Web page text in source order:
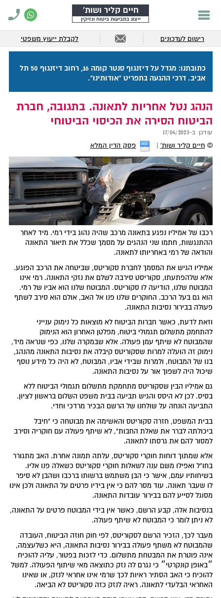
חיים קליר ושות'
ייצוג בתביעות ביטוח ונזיקין
רישום לעדכונים לקבלת ייעוץ משפטי
כתובתנו: מגדל על דיזנגוף סנטר קומה 16, רחוב דיזנגוף 50 תל
אביב. דרכי ההגעה בתפריט "אודותינו".
הנהג נטל אחריות לתאונה. בתגובה, חברת
הביטוח הסירה את הכיסוי הביטוחי
עודכן ב-17/04/2023
© חיים קליר ושות' פסק הדין המלא
רכבו של אמיליו נפגע בתאונה מרכב שהיה נהוג בידי רמי. מיד לאחר
ההתנגשות, חתמו שני הנהגים על מסמך שכלל את תיאור התאונה
והודאה של רמי באחריותו לתאונה.
אמיליו הגיש את המסמך לחברת סקוריטס, שביטחה את הרכב הפוגע.
אלא שלהפתעתו, סקוריסט סירבה לשלם את נזקי התאונה. רמי אינו
המבוטח שלנו, הודיעה לו סקוריטס. המבוטח שלנו הוא אביו של רמי.
הוא גם בעל הרכב. החוקרים שלנו פנו אל האב, אולם הוא סירב לשתף
פעולה בבירור נסיבות התאונה.
וזאת לדעת, כאשר חברות הביטוח לא מוצאות כל נימוק ענייני
להתחמק מתשלום תגמולי ביטוח, מפלטן האחרון הוא הנימוק
שהמבוטח לא שיתף עמן פעולה. אלא שבמקרה שלנו, כפי שנראה מיד,
נימוק זה הועלה למרות שסקוריטס קיבלה את נסיבות התאונה מהנהג,
בנו של המבוטח, ולמרות שבידי אביו, המבוטח, לא היה כל מידע נוסף
שיכול היה לשפוך אור על נסיבות התאונה.
גם אמיליו הבין שסקוריטס מתחמקת מתשלום תגמולי הביטוח ללא
בסיס. לכן לא היסס והגיש תביעה בבית משפט השלום בראשון לציון.
התביעה הונחה על שולחנו של הרשם הבכיר מרדכי וחדי.
בבית המשפט, חזרה סקוריטס והאשימה את מבוטחה כי "חיבל
ביכולתה לברר את שאלת החבות", לא שיתף פעולה עם חוקריה וסירב
למסור להם את גרסתו לתאונה.
אלא שמתוך דוחות חוקרי סקוריטס, עלתה תמונה אחרת. האב מתגורר
בחו"ל ואפילו משם ענה לשאלות חוקרי סקוריטס כשאלה פנו אליו.
בשיחותיו עמם, אישר כי הבן משתמש ברשותו ברכבו ושהבן לא סיפר
לו שעבר תאונה. עוד מסר להם כי אין בידיו פרטים על התאונה ולכן אינו
מסוגל לסייע להם בבירור עובדות התאונה.
בנסיבות אלה, קבע הרשם, כאשר אין בידי המבוטח פרטים על התאונה,
לא ניתן לומר כי המבוטח לא שיתף פעולה.
מעבר לכך, הזכיר הרשם לסקוריטס, לפי חוק חוזה הביטוח, העובדה
שהמבוטח לא משתף פעולה בבירור נסיבות התאונה, היא כשלעצמה,
אינה פוטרת את המבטחת מתשלום. כדי לזכות בפטור, עליה להוכיח
״באופן קונקרטי״ כי נגרם לה נזק כתוצאה מאי שיתוף הפעולה. למשל
להוכיח כי האב הסתיר ראיות לכך שרמי אינו אחראי לנזק, או שאינו
האחראי הבלעדי לתאונה. ראיה לנזק כזה סקוריטס לא הביאה.